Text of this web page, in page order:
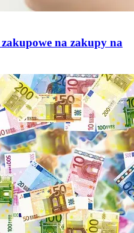
na zakupy na